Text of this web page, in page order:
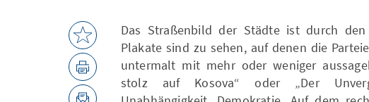
Das Straßenbild der Städte ist durch den
Plakate sind zu sehen, auf denen die
untermalt mit mehr oder weniger
stolz auf Kosova“ oder „Der